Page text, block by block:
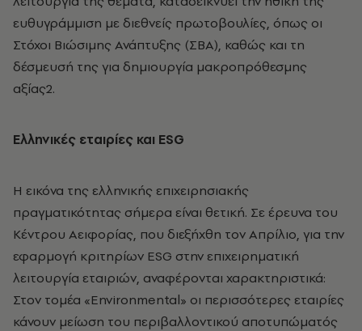
ευθυγράμμιση με διεθνείς πρωτοβουλίες, όπως οι
Στόχοι Βιώσιμης Ανάπτυξης (ΣΒΑ), καθώς και τη
δέσμευσή της για δημιουργία μακροπρόθεσμης
αξίας2.
Ελληνικές εταιρίες και ESG
Η εικόνα της ελληνικής επιχειρησιακής
πραγματικότητας σήμερα είναι θετική. Σε έρευνα του
Kέντρου Αειφορίας, που διεξήχθη τον Απρίλιο, για την
εφαρμογή κριτηρίων ESG στην επιχειρηματική
λειτουργία εταιριών, αναφέρονται χαρακτηριστικά:
Στον τομέα «Environmental» οι περισσότερες εταιρίες
κάνουν μείωση του περιβαλλοντικού αποτυπώματός